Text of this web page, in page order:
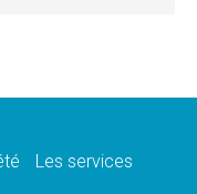
la guerre»
Les services